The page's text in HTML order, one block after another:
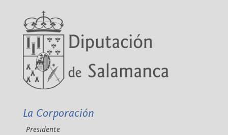
La Corporación
Presidente